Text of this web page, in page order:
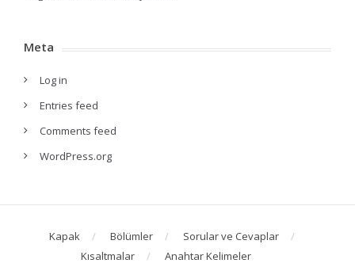
Meta
Log in
Entries feed
Comments feed
WordPress.org
Kapak Bölümler
Sorular ve Cevaplar
Kısaltmalar
Anahtar Kelimeler